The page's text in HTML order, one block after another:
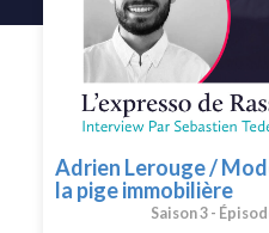
Adrien Lerouge /
la pige immobilière
Saison 3 -